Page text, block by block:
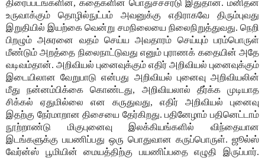
திரைப்படங்களின், கதைகளின் பொதுச்ச்சரடு இதுதான். மனிதன்
உருவாக்கும் தொழில்நுட்பம் அவனுக்கு எதிராகவே திரும்புவது
இறுதியில் இயற்கை வென்று சமநிலையை நிலைநிறுத்துவது. நெறி
பிறழும் அசுரனை வதம் செய்ய அவதாரம் செய்யும் பரம்பொருள்
மீண்டும் அறத்தை நிலைநாட்டுவது எனும் புராணக் கதையின் அதே
வடிவம்தான். அறிவியல் புனைவுக்கும் எதிர் அறிவியல் புனைவுக்கும்
இடையிலான வேறுபாடு என்பது அறிவியல் புனைவு அறிவியலின்
மீது நன்னம்பிக்கை கொண்டது, அறிவியலால் தீர்க்க முடியாத
சிக்கல் ஏதுமில்லை என கருதுவது, எதிர் அறிவியல் புனைவு
இதற்கு நேர்மாறான திசையை தேர்கிறது. பதினேழாம் பதினெட்டாம்
நூற்றாண்டு மிகுபுனைவு இலக்கியங்களில் விந்தையான
இடங்களுக்கு பயணிப்பது ஒரு பொதுவான கருப்பொருள். ஜூல்ஸ்
வேர்ன்ஸ் பூமியின் மையத்திற்கு பயணிப்பதை எழுதி இருப்பார்.